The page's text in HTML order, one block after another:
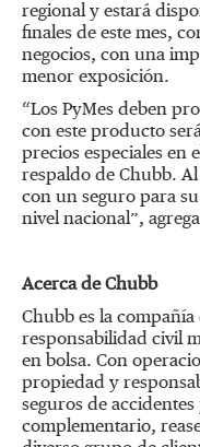
regional y estará
finales de este mes,
negocios, con una
menor exposición.
“Los PyMes deben
con este producto
precios especiales en
respaldo de Chubb.
con un seguro para
nivel nacional”,
Acerca de Chubb
Chubb es la
responsabilidad civil
en bolsa. Con
propiedad y
seguros de
complementario,